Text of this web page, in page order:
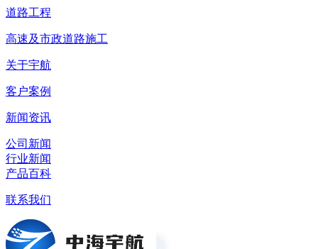
道路工程
高速及市政道路施工
关于宇航
客户案例
新闻资讯
公司新闻
行业新闻
产品百科
联系我们